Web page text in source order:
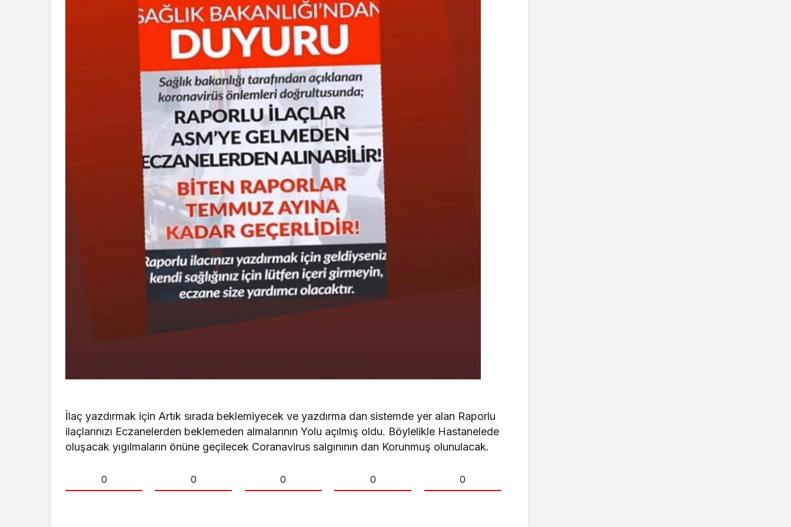
İlaç yazdırmak için Artık sırada beklemiyecek ve yazdırma dan sistemde yer alan Raporlu
ilaçlarınızı Eczanelerden beklemeden almalarının Yolu açılmış oldu. Böylelikle Hastanelede
oluşacak yıgılmaların önüne geçilecek Coranavirus salgınının dan Korunmuş olunulacak.
0 0 0 0 0